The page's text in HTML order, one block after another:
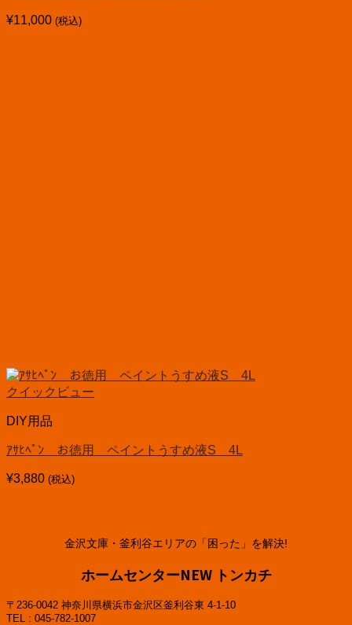
¥11,000 (税込)
クイックビュー
DIY用品
ｱｻﾋﾍﾟﾝ お徳用 ペイントうすめ液S 4L
¥3,880 (税込)
金沢文庫・釜利谷エリアの「困った」を解決!
ホームセンターNEW トンカチ
〒236-0042 神奈川県横浜市金沢区釜利谷東 4-1-10
TEL : 045-782-1007